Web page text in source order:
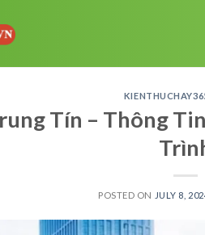
Tín – Thông
POSTED ON JULY 8,